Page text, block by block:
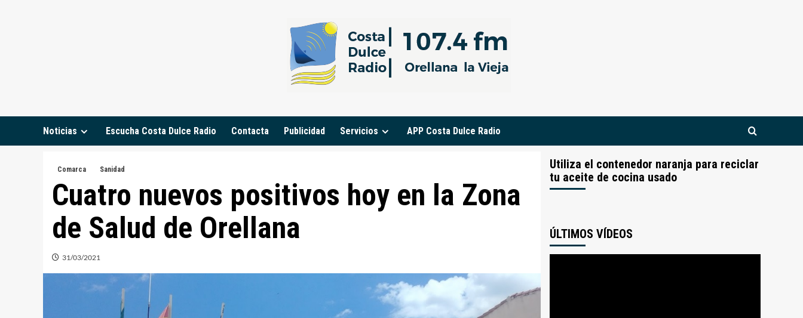
Noticias Escucha Costa Dulce Radio Contacta Publicidad Servicios APP Costa Dulce Radio
Comarca Sanidad
Cuatro nuevos positivos hoy en la Zona
de Salud de Orellana
31/03/2021
Utiliza el contenedor naranja para reciclar
tu aceite de cocina usado
ÚLTIMOS VÍDEOS